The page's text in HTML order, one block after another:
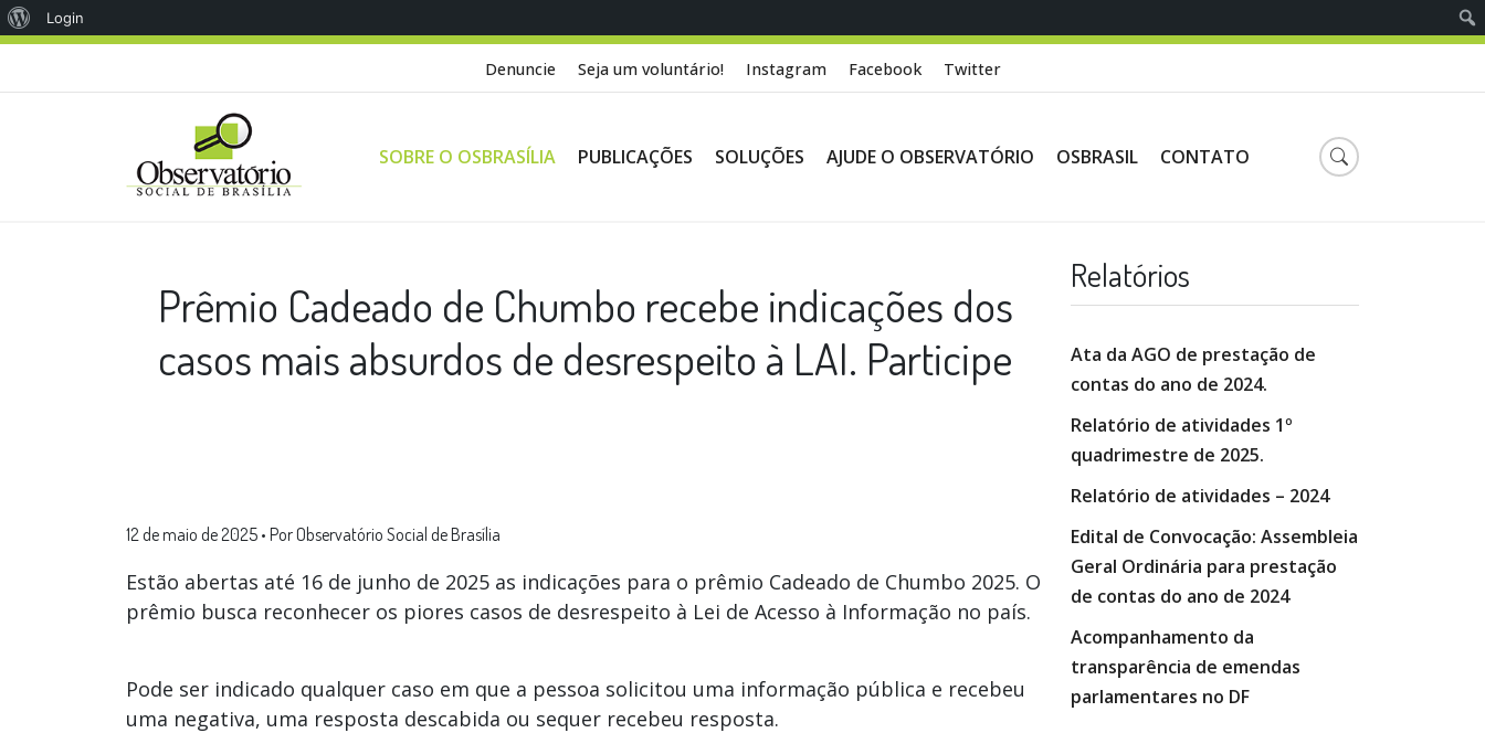
Sobre
Login
Denuncie Seja um voluntário! Instagram Facebook Twitter
SOBRE O OSBRASÍLIA PUBLICAÇÕES SOLUÇÕES AJUDE O OBSERVATÓRIO OSBRASIL CONTATO
Prêmio Cadeado de Chumbo recebe indicações dos
casos mais absurdos de desrespeito à LAI. Participe
12 de maio de 2025 • Por Observatório Social de Brasília
Estão abertas até 16 de junho de 2025 as indicações para o prêmio Cadeado de Chumbo 2025. O
prêmio busca reconhecer os piores casos de desrespeito à Lei de Acesso à Informação no país.
Pode ser indicado qualquer caso em que a pessoa solicitou uma informação pública e recebeu
uma negativa, uma resposta descabida ou sequer recebeu resposta.
Relatórios
Ata da AGO de prestação de
contas do ano de 2024.
Relatório de atividades 1º
quadrimestre de 2025.
Relatório de atividades – 2024
Edital de Convocação: Assembleia
Geral Ordinária para prestação
de contas do ano de 2024
Acompanhamento da
transparência de emendas
parlamentares no DF